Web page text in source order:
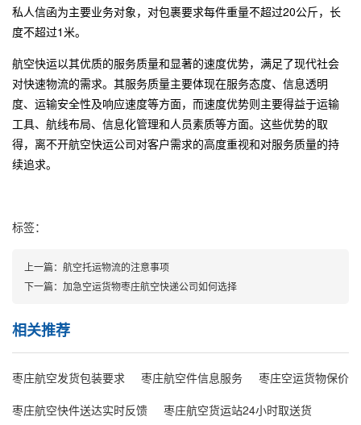
私人信函为主要业务对象，对包裹要求每件重量不超过20公斤，长
度不超过1米。
航空快运以其优质的服务质量和显著的速度优势，满足了现代社会
对快速物流的需求。其服务质量主要体现在服务态度、信息透明
度、运输安全性及响应速度等方面，而速度优势则主要得益于运输
工具、航线布局、信息化管理和人员素质等方面。这些优势的取
得，离不开航空快运公司对客户需求的高度重视和对服务质量的持
续追求。
标签：
上一篇： 航空托运物流的注意事项
下一篇： 加急空运货物枣庄航空快递公司如何选择
相关推荐
枣庄航空发货包装要求 枣庄航空件信息服务
枣庄空运货物保价
枣庄航空快件送达实时反馈
枣庄航空货运站24小时取送货